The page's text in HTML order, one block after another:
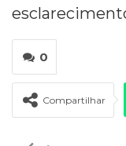
0
Compartilhar